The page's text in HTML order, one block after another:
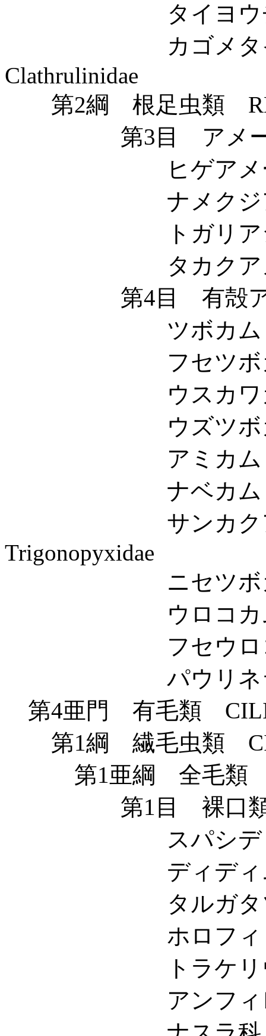
タイヨウチュ
カゴメタイヨ
Clathrulinidae
第2綱 根足虫類
第3目 アメーバ
ヒゲアメーバ科
ナメクジアメー
トガリアシアメ
タカクアメー
第4目 有殻アメ
ツボカムリ科
フセツボカムリ
ウスカワカムリ
ウズツボカムリ
アミカムリ科
ナベカムリ科
サンカクアナ
Trigonopyxidae
ニセツボカムリ
ウロコカムリ
フセウロコカ
パウリネラ科
第4亜門 有毛類
第1綱 繊毛虫類
第1亜綱 全毛類
第1目 裸口類
スパシディウ
ディディニウ
タルガタゾウ
ホロフィリヤ
トラケリウス
アンフィレプツ